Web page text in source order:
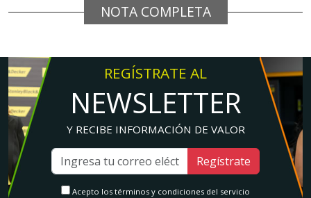
NOTA COMPLETA
REGÍSTRATE AL
NEWSLETTER
Y RECIBE INFORMACIÓN DE VALOR
Regístrate
Acepto los términos y condiciones del servicio